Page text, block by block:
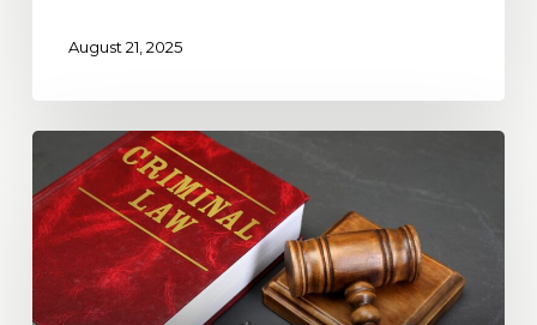
August 21, 2025
delitos
menores
aparecen